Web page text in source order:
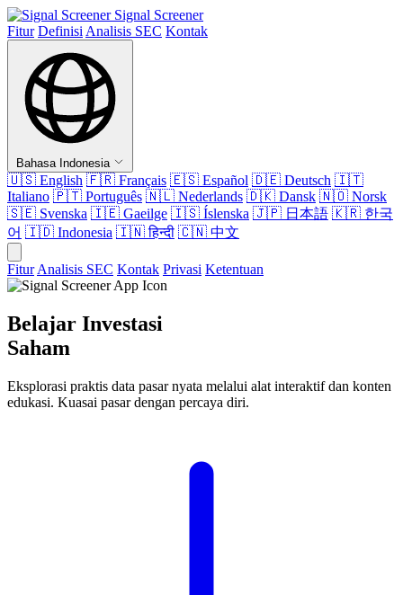
Signal Screener
Fitur Definisi Analisis SEC Kontak
Bahasa Indonesia
🇺🇸 English 🇫🇷 Français 🇪🇸 Español 🇩🇪 Deutsch 🇮🇹
Italiano 🇵🇹 Português 🇳🇱 Nederlands 🇩🇰 Dansk 🇳🇴 Norsk
🇸🇪 Svenska 🇮🇪 Gaeilge 🇮🇸 Íslenska 🇯🇵 日本語 🇰🇷 한국
어 🇮🇩 Indonesia 🇮🇳हिन्दी 🇨🇳 中文
Fitur Analisis SEC Kontak Privasi Ketentuan
Belajar Investasi
Saham
Eksplorasi praktis data pasar nyata melalui alat interaktif dan konten
edukasi. Kuasai pasar dengan percaya diri.